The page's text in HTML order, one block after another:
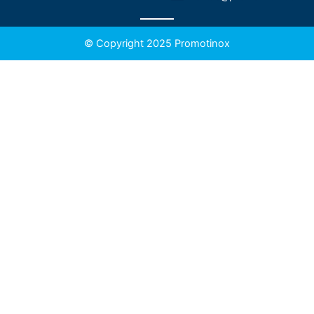
© Copyright 2025 Promotinox